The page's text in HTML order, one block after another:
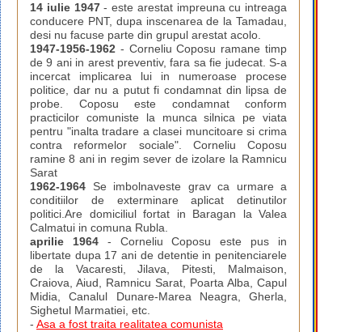
14 iulie 1947- este arestat impreuna cu intreaga
conducere PNT, dupa inscenarea de la Tamadau,
desi nu facuse parte din grupul arestat acolo.
1947-1956-1962 - Corneliu Coposu ramane timp
de 9 ani in arest preventiv, fara sa fie judecat. S-a
incercat implicarea lui in numeroase procese
politice, dar nu a putut fi condamnat din lipsa de
probe. Coposu este condamnat conform
practicilor comuniste la munca silnica pe viata
pentru "inalta tradare a clasei muncitoare si crima
contra reformelor sociale". Corneliu Coposu
ramine 8 ani in regim sever de izolare la Ramnicu
Sarat
1962-1964 Se imbolnaveste grav ca urmare a
conditiilor de exterminare aplicat detinutilor
politici.Are domiciliul fortat in Baragan la Valea
Calmatui in comuna Rubla.
aprilie 1964- Corneliu Coposu este pus in
libertate dupa 17 ani de detentie in penitenciarele
de la Vacaresti, Jilava, Pitesti, Malmaison,
Craiova, Aiud, Ramnicu Sarat, Poarta Alba, Capul
Midia, Canalul Dunare-Marea Neagra, Gherla,
Sighetul Marmatiei, etc.
- Asa a fost traita realitatea comunista